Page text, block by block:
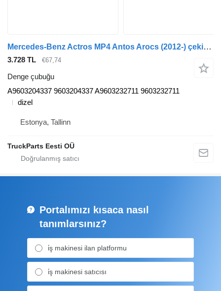
Mercedes-Benz Actros MP4 Antos Arocs (2012-) çekici için Mercedes-Benz actros mp4 1845 (01.13-) A9603204337 denge çubuğu
3.728 TL €67,74
Denge çubuğu
A9603204337 9603204337 A9603232711 9603232711
dizel
Estonya, Tallinn
TruckParts Eesti OÜ
Portalımızı kısaca nasıl
tanımlarsınız?
i̇ş makinesi ilan platformu
i̇ş makinesi satıcısı